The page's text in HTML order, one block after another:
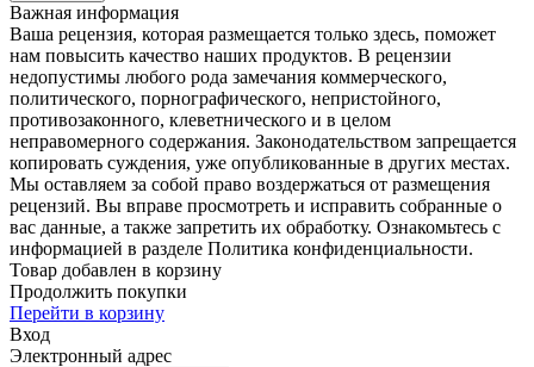
Важная информация
Ваша рецензия, которая размещается только здесь, поможет
нам повысить качество наших продуктов. В рецензии
недопустимы любого рода замечания коммерческого,
политического, порнографического, непристойного,
противозаконного, клеветнического и в целом
неправомерного содержания. Законодательством запрещается
копировать суждения, уже опубликованные в других местах.
Мы оставляем за собой право воздержаться от размещения
рецензий. Вы вправе просмотреть и исправить собранные о
вас данные, а также запретить их обработку. Ознакомьтесь с
информацией в разделе Политика конфиденциальности.
Товар добавлен в корзину
Продолжить покупки
Перейти в корзину
Вход
Электронный адрес